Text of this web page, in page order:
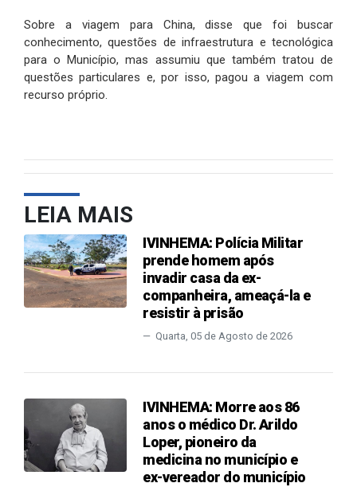
Sobre a viagem para China, disse que foi buscar
conhecimento, questões de infraestrutura e tecnológica
para o Município, mas assumiu que também tratou de
questões particulares e, por isso, pagou a viagem com
recurso próprio.
LEIA MAIS
IVINHEMA: Polícia Militar
prende homem após
invadir casa da ex-
companheira, ameaçá-la e
resistir à prisão
Quarta, 05 de Agosto de 2026
IVINHEMA: Morre aos 86
anos o médico Dr. Arildo
Loper, pioneiro da
medicina no município e
ex-vereador do município